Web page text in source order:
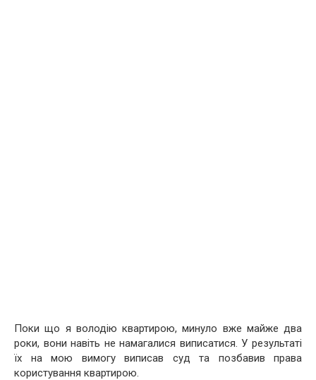
Поки що я володію квартирою, минуло вже майже два
роки, вони навіть не намагалися виписатися. У результаті
їх на мою вимогу виписав суд та позбавив права
користування квартирою.